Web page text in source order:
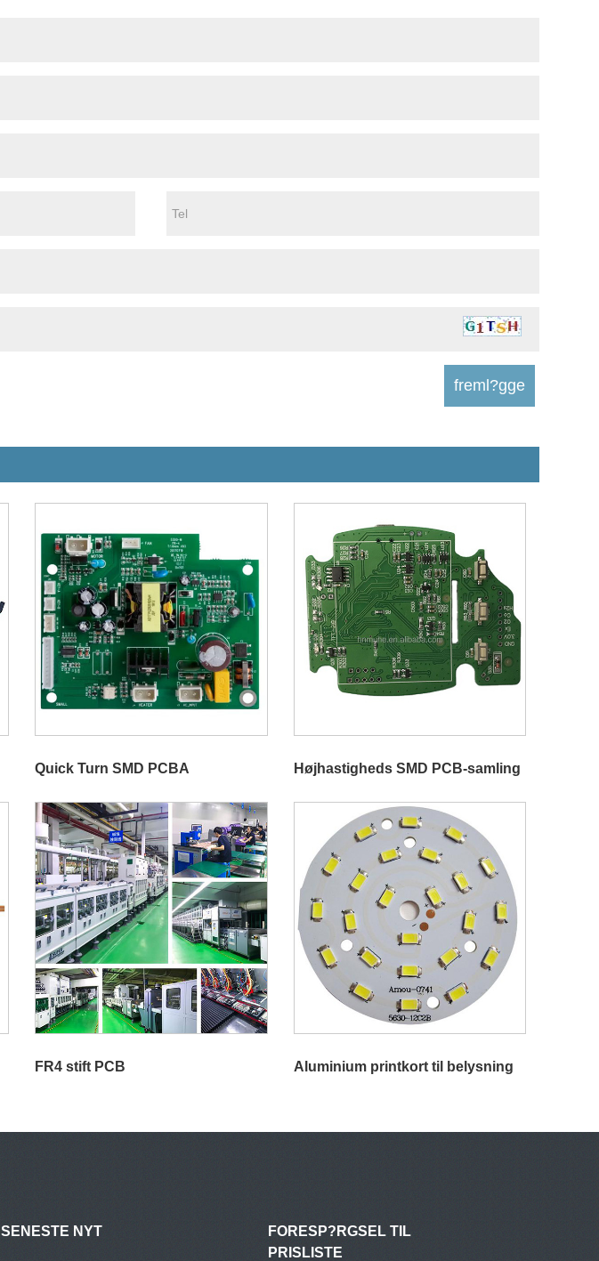
Quick Turn SMD PCBA Højhastigheds SMD PCB-samling
FR4 stift PCB Aluminium printkort til belysning
SENESTE NYT
FORESP?RGSEL TIL
PRISLISTE